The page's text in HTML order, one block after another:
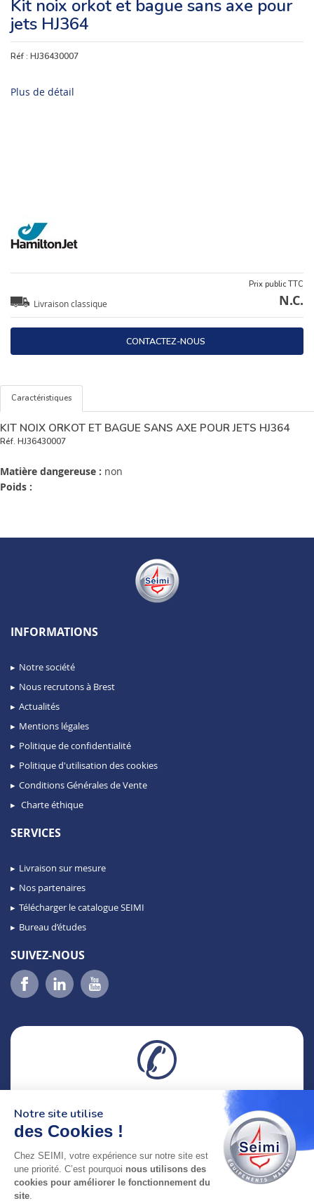
Kit noix orkot et bague sans axe pour
jets HJ364
Réf : HJ36430007
Plus de détail
Livraison classique
Prix public TTC
N.C.
CONTACTEZ-NOUS
Caractéristiques
KIT NOIX ORKOT ET BAGUE SANS AXE POUR JETS HJ364
Réf. HJ36430007
Matière dangereuse : non
Poids :
INFORMATIONS
Notre société
Nous recrutons à Brest
Actualités
Mentions légales
Politique de confidentialité
Politique d'utilisation des cookies
Conditions Générales de Vente
Charte éthique
SERVICES
Livraison sur mesure
Nos partenaires
Télécharger le catalogue SEIMI
Bureau d’études
SUIVEZ-NOUS
8h-12h30 & 13h30-18h
adresse : 75 Rue Amiral Troude,
29200 Brest FRANCE
Notre site utilise
des Cookies !
Chez SEIMI, votre expérience sur notre site est
une priorité. C’est pourquoi nous utilisons des
cookies pour améliorer le fonctionnement du
site.